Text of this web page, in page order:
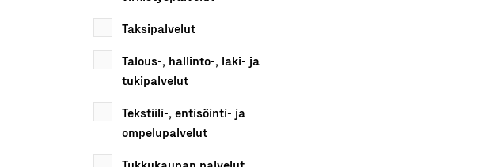
Taksipalvelut
Talous-, hallinto-, laki- ja
tukipalvelut
Tekstiili-, entisöinti- ja
ompelupalvelut